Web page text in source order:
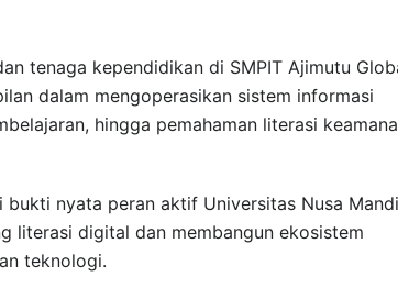
tenaga kependidikan di SMPIT Ajimutu
dalam mengoperasikan sistem informasi
hingga pemahaman literasi
nyata peran aktif Universitas Nusa
literasi digital dan membangun ekosistem
teknologi.